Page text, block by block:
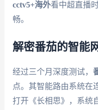
cctv5+海外看中超直播
畅。
解密番茄的智能
经过三个月深度测试，
点。其智能路由系统在
打开《长相思》，系统